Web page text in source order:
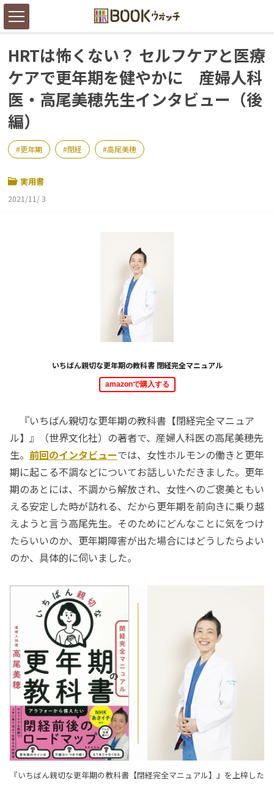
HRTは怖くない？ セルフケアと医療
ケアで更年期を健やかに 産婦人科
医・高尾美穂先生インタビュー（後
編）
更年期 閉経 高尾美穂
実用書
2021/11/ 3
いちばん親切な更年期の教科書 閉経完全マニュアル
amazonで購入する
『いちばん親切な更年期の教科書【閉経完全マニュア
ル】』（世界文化社）の著者で、産婦人科医の高尾美穂先
生。 前回のインタビューでは、女性ホルモンの働きと更年
期に起こる不調などについてお話しいただきました。更年
期のあとには、不調から解放され、女性へのご褒美ともい
える安定した時が訪れる、だから更年期を前向きに乗り越
えようと言う高尾先生。そのためにどんなことに気をつけ
たらいいのか、更年期障害が出た場合にはどうしたらよい
のか、具体的に伺いました。
『いちばん親切な更年期の教科書【閉経完全マニュアル】』を上梓した